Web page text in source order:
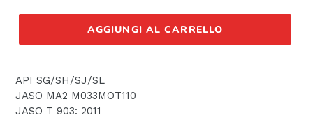
di
AGGIUNGI AL CARRELLO
API SG/SH/SJ/SL
JASO MA2 M033MOT110
JASO T 903: 2011